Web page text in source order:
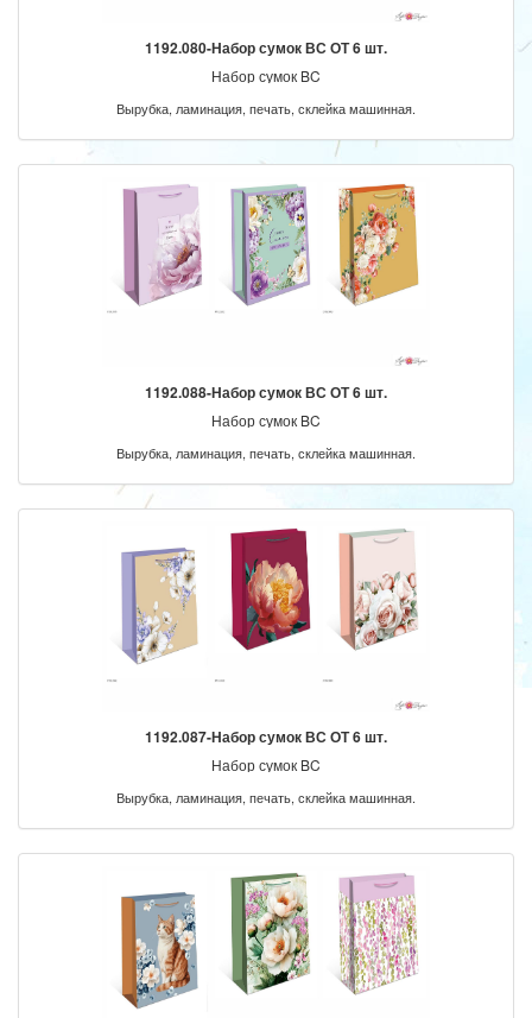
1192.080-Набор сумок ВС ОТ 6 шт.
Набор сумок BC
Вырубка, ламинация, печать, склейка машинная.
1192.088-Набор сумок ВС ОТ 6 шт.
Набор сумок BC
Вырубка, ламинация, печать, склейка машинная.
1192.087-Набор сумок ВС ОТ 6 шт.
Набор сумок BC
Вырубка, ламинация, печать, склейка машинная.